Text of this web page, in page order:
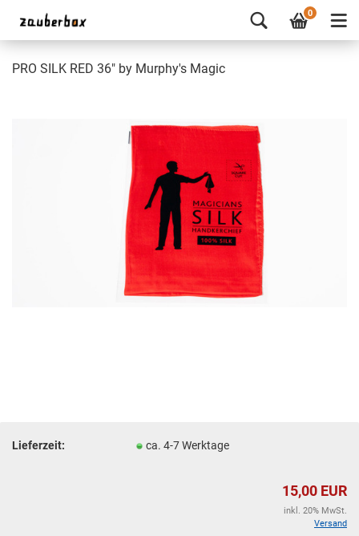
0
PRO SILK RED 36" by Murphy's Magic
Lieferzeit: ca. 4-7 Werktage
15,00 EUR
inkl. 20% MwSt.
Versand